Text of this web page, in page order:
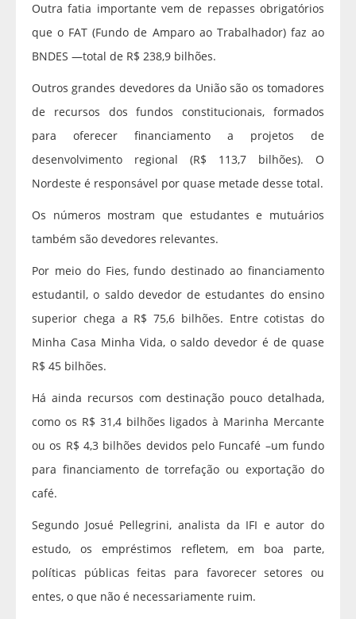
Outra fatia importante vem de repasses obrigatórios
que o FAT (Fundo de Amparo ao Trabalhador) faz ao
BNDES —total de R$ 238,9 bilhões.
Outros grandes devedores da União são os tomadores
de recursos dos fundos constitucionais, formados
para oferecer financiamento a projetos de
desenvolvimento regional (R$ 113,7 bilhões). O
Nordeste é responsável por quase metade desse total.
Os números mostram que estudantes e mutuários
também são devedores relevantes.
Por meio do Fies, fundo destinado ao financiamento
estudantil, o saldo devedor de estudantes do ensino
superior chega a R$ 75,6 bilhões. Entre cotistas do
Minha Casa Minha Vida, o saldo devedor é de quase
R$ 45 bilhões.
Há ainda recursos com destinação pouco detalhada,
como os R$ 31,4 bilhões ligados à Marinha Mercante
ou os R$ 4,3 bilhões devidos pelo Funcafé –um fundo
para financiamento de torrefação ou exportação do
café.
Segundo Josué Pellegrini, analista da IFI e autor do
estudo, os empréstimos refletem, em boa parte,
políticas públicas feitas para favorecer setores ou
entes, o que não é necessariamente ruim.